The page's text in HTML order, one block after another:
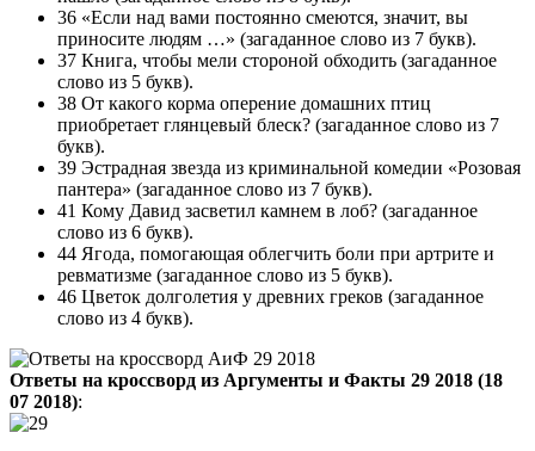
36 «Если над вами постоянно смеются, значит, вы
приносите людям …» (загаданное слово из 7 букв).
37 Книга, чтобы мели стороной обходить (загаданное
слово из 5 букв).
38 От какого корма оперение домашних птиц
приобретает глянцевый блеск? (загаданное слово из 7
букв).
39 Эстрадная звезда из криминальной комедии «Розовая
пантера» (загаданное слово из 7 букв).
41 Кому Давид засветил камнем в лоб? (загаданное
слово из 6 букв).
44 Ягода, помогающая облегчить боли при артрите и
ревматизме (загаданное слово из 5 букв).
46 Цветок долголетия у древних греков (загаданное
слово из 4 букв).
Ответы на кроссворд из Аргументы и Факты 29 2018 (18
07 2018):